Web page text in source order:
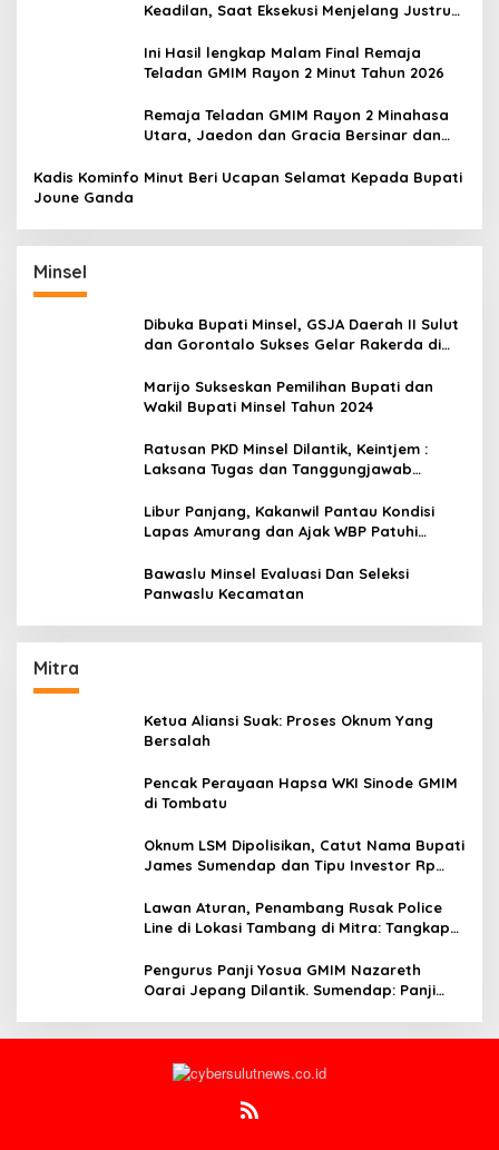
Keadilan, Saat Eksekusi Menjelang Justru
Ini Hasil lengkap Malam Final Remaja
Teladan GMIM Rayon 2 Minut Tahun 2026
Remaja Teladan GMIM Rayon 2 Minahasa
Utara, Jaedon dan Gracia Bersinar dan
Kadis Kominfo Minut Beri Ucapan Selamat Kepada Bupati
Joune Ganda
Minsel
Dibuka Bupati Minsel, GSJA Daerah II Sulut
dan Gorontalo Sukses Gelar Rakerda di
Marijo Sukseskan Pemilihan Bupati dan
Wakil Bupati Minsel Tahun 2024
Ratusan PKD Minsel Dilantik, Keintjem :
Laksana Tugas dan Tanggungjawab
Libur Panjang, Kakanwil Pantau Kondisi
Lapas Amurang dan Ajak WBP Patuhi
Bawaslu Minsel Evaluasi Dan Seleksi
Panwaslu Kecamatan
Mitra
Ketua Aliansi Suak: Proses Oknum Yang
Bersalah
Pencak Perayaan Hapsa WKI Sinode GMIM
di Tombatu
Oknum LSM Dipolisikan, Catut Nama Bupati
James Sumendap dan Tipu Investor Rp
Lawan Aturan, Penambang Rusak Police
Line di Lokasi Tambang di Mitra: Tangkap
Pengurus Panji Yosua GMIM Nazareth
Oarai Jepang Dilantik. Sumendap: Panji